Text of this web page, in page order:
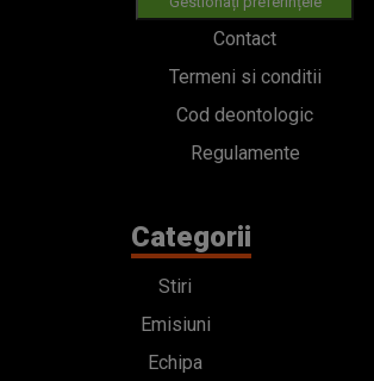
Contact
Termeni si conditii
Cod deontologic
Regulamente
Categorii
Stiri
Emisiuni
Echipa